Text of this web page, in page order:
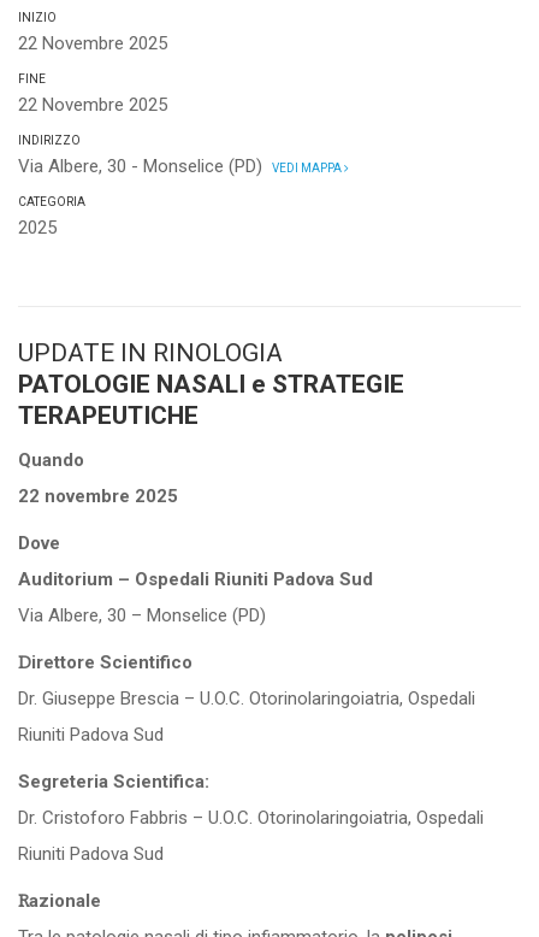
INIZIO
22 Novembre 2025
FINE
22 Novembre 2025
INDIRIZZO
Via Albere, 30 - Monselice (PD) VEDI MAPPA
CATEGORIA
2025
UPDATE IN RINOLOGIA
PATOLOGIE NASALI e STRATEGIE
TERAPEUTICHE
Quando
22 novembre 2025
Dove
Auditorium – Ospedali Riuniti Padova Sud
Via Albere, 30 – Monselice (PD)
Direttore Scientifico
Dr. Giuseppe Brescia – U.O.C. Otorinolaringoiatria, Ospedali
Riuniti Padova Sud
Segreteria Scientifica:
Dr. Cristoforo Fabbris – U.O.C. Otorinolaringoiatria, Ospedali
Riuniti Padova Sud
Razionale